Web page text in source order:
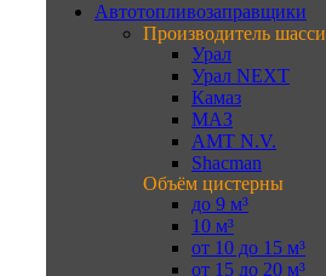
Автотопливозаправщики
Производитель шасси
Урал
Урал NEXT
Камаз
МАЗ
AMT N.V.
Shacman
Объём цистерны
до 9 м³
10 м³
от 10 до 15 м³
от 15 до 20 м³